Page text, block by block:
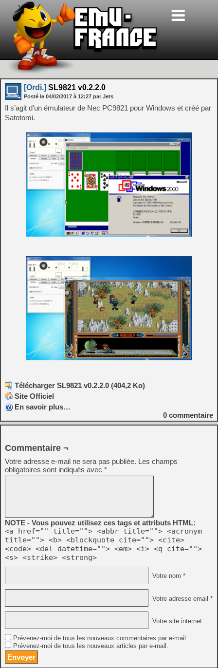
[Ordi.] SL9821 v0.2.2.0
Posté le 04/02/2017 à 12:27 par Jets
Il s’agit d’un émulateur de Nec PC9821 pour Windows et créé par
Satotomi.
Télécharger SL9821 v0.2.2.0 (404,2 Ko)
Site Officiel
En savoir plus…
0 commentaire
Commentaire ¬
Votre adresse e-mail ne sera pas publiée. Les champs
obligatoires sont indiqués avec *
NOTE - Vous pouvez utilisez ces tags et attributs HTML:
<a href="" title=""> <abbr title=""> <acronym
title=""> <b> <blockquote cite=""> <cite>
<code> <del datetime=""> <em> <i> <q cite="">
<s> <strike> <strong>
Votre nom *
Votre adresse email *
Votre site internet
Prévenez-moi de tous les nouveaux commentaires par e-mail.
Prévenez-moi de tous les nouveaux articles par e-mail.